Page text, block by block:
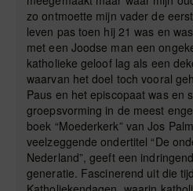
zo ontmoette mijn vader de
leven pas toen hij 21 was en
met een Joodse man een
katholieke geloof lag als een
waarvan het doel toch vooral
Paus en het episcopaat was en
groepsvorming in de meest
boek “Moederkerk” van Jos
veelzeggende ondertitel “De
Nederland”, geeft een
generatie. Fascinerend uit die